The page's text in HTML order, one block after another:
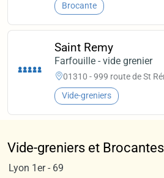
Brocante
Saint Remy
Farfouille - vide grenier
01310 - 999 route de St
Vide-greniers
Vide-greniers et
Lyon 1er - 69